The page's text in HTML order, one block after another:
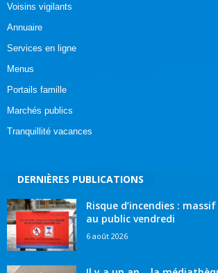
Voisins vigilants
Annuaire
Services en ligne
Menus
Portails famille
Marchés publics
Tranquillité vacances
DERNIÈRES PUBLICATIONS
Risque d’incendies :
au public vendredi
6 août 2026